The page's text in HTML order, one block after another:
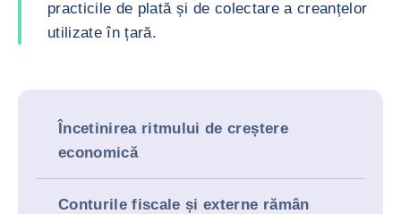
practicile de plată și de colectare a creanțelor
utilizate în țară.
Încetinirea ritmului de creștere
economică
Conturile fiscale și externe rămân